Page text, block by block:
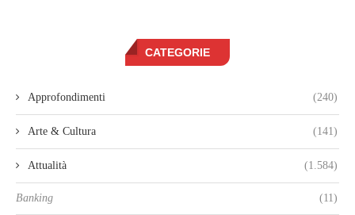
CATEGORIE
Approfondimenti (240)
Arte & Cultura (141)
Attualità (1.584)
Banking (11)